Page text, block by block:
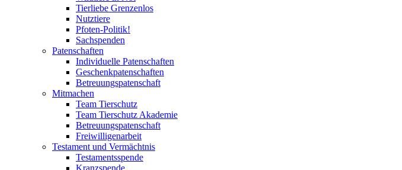
Tierliebe Grenzenlos
Nutztiere
Pfoten-Politik!
Sachspenden
Patenschaften
Individuelle Patenschaften
Geschenkpatenschaften
Betreuungspatenschaft
Mitmachen
Team Tierschutz
Team Tierschutz Akademie
Betreuungspatenschaft
Freiwilligenarbeit
Testament und Vermächtnis
Testamentsspende
Kranzspende